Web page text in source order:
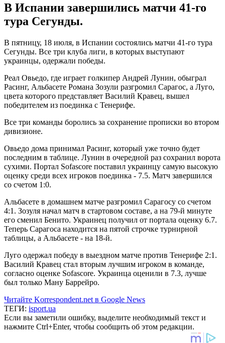
В Испании завершились матчи 41-го
тура Сегунды.
В пятницу, 18 июля, в Испании состоялись матчи 41-го тура
Сегунды. Все три клуба лиги, в которых выступают
украинцы, одержали победы.
Реал Овьедо, где играет голкипер Андрей Лунин, обыграл
Расинг, Альбасете Романа Зозули разгромил Сарагос, а Луго,
цвета которого представляет Василий Кравец, вышел
победителем из поединка с Тенерифе.
Все три команды боролись за сохранение прописки во втором
дивизионе.
Овьедо дома принимал Расинг, который уже точно будет
последним в таблице. Лунин в очередной раз сохранил ворота
сухими. Портал Sofascore поставил украинцу самую высокую
оценку среди всех игроков поединка - 7.5. Матч завершился
со счетом 1:0.
Альбасете в домашнем матче разгромил Сарагосу со счетом
4:1. Зозуля начал матч в стартовом составе, а на 79-й минуте
его сменил Бенито. Украинец получил от портала оценку 6.7.
Теперь Сарагоса находится на пятой строчке турнирной
таблицы, а Альбасете - на 18-й.
Луго одержал победу в выездном матче против Тенерифе 2:1.
Василий Кравец стал вторым лучшим игроком в команде,
согласно оценке Sofascore. Украинца оценили в 7.3, лучше
был только Ману Баррейро.
Читайте Korrespondent.net в Google News
ТЕГИ: isport.ua
Если вы заметили ошибку, выделите необходимый текст и
нажмите Ctrl+Enter, чтобы сообщить об этом редакции.